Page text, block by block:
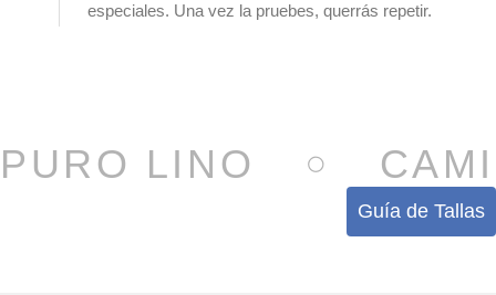
especiales. Una vez la pruebes, querrás repetir.
PURO LINO
Guía de Tallas